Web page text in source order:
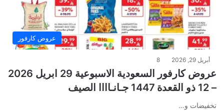
عروض كارفور
أبريل 29, 2026 8
عروض كارفور السعودية الاسبوعية 29 ابريل 2026
– 12 ذو القعدة 1447 جـانـاااا الصيف
تخفيضات و…